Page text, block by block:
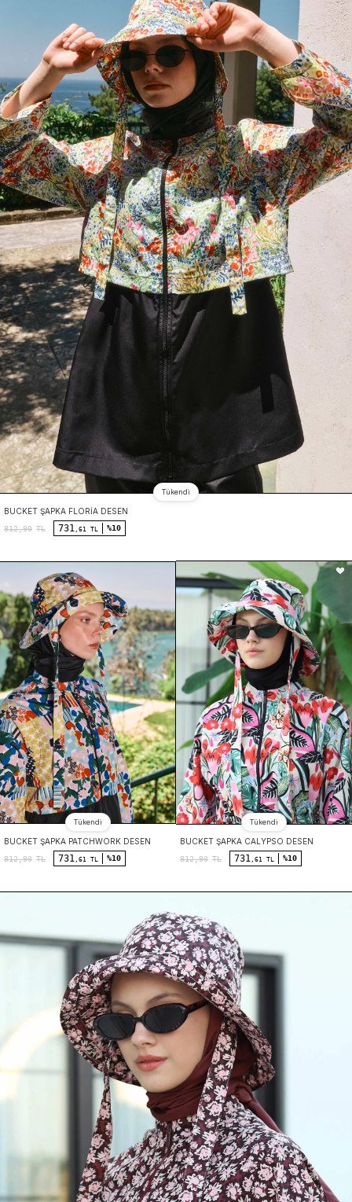
Tükendi
BUCKET ŞAPKA FLORIA DESEN
812,90 TL 731 ,61 TL %10
Tükendi
BUCKET ŞAPKA PATCHWORK DESEN
812,90 TL 731 ,61 TL %10
Tükendi
BUCKET ŞAPKA CALYPSO DESEN
812,90 TL 731 ,61 TL %10